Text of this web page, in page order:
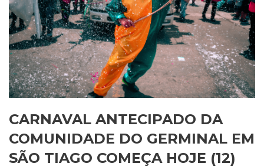
CARNAVAL ANTECIPADO DA
COMUNIDADE DO GERMINAL EM
SÃO TIAGO COMEÇA HOJE (12)